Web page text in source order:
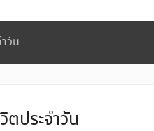
วัน
ตประจำวัน